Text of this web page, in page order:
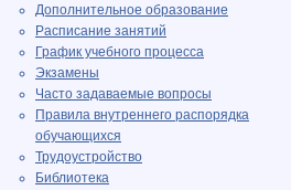
Дополнительное образование
Расписание занятий
График учебного процесса
Экзамены
Часто задаваемые вопросы
Правила внутреннего распорядка
обучающихся
Трудоустройство
Библиотека